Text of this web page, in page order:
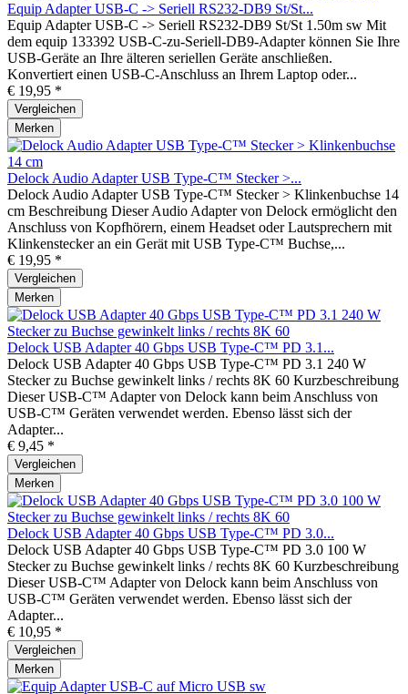
Equip Adapter USB-C -> Seriell RS232-DB9 St/St...
Equip Adapter USB-C -> Seriell RS232-DB9 St/St 1.50m sw Mit
dem equip 133392 USB-C-zu-Seriell-DB9-Adapter können Sie Ihre
USB-Geräte an Ihre älteren seriellen Geräte anschließen.
Konvertiert einen USB-C-Anschluss an Ihrem Laptop oder...
€ 19,95 *
Vergleichen
Merken
Delock Audio Adapter USB Type-C™ Stecker >...
Delock Audio Adapter USB Type-C™ Stecker > Klinkenbuchse 14
cm Beschreibung Dieser Audio Adapter von Delock ermöglicht den
Anschluss von Kopfhörern, einem Headset oder Lautsprechern mit
Klinkenstecker an ein Gerät mit USB Type-C™ Buchse,...
€ 19,95 *
Vergleichen
Merken
Delock USB Adapter 40 Gbps USB Type-C™ PD 3.1...
Delock USB Adapter 40 Gbps USB Type-C™ PD 3.1 240 W
Stecker zu Buchse gewinkelt links / rechts 8K 60 Kurzbeschreibung
Dieser USB-C™ Adapter von Delock kann beim Anschluss von
USB-C™ Geräten verwendet werden. Ebenso lässt sich der
Adapter...
€ 9,45 *
Vergleichen
Merken
Delock USB Adapter 40 Gbps USB Type-C™ PD 3.0...
Delock USB Adapter 40 Gbps USB Type-C™ PD 3.0 100 W
Stecker zu Buchse gewinkelt links / rechts 8K 60 Kurzbeschreibung
Dieser USB-C™ Adapter von Delock kann beim Anschluss von
USB-C™ Geräten verwendet werden. Ebenso lässt sich der
Adapter...
€ 10,95 *
Vergleichen
Merken